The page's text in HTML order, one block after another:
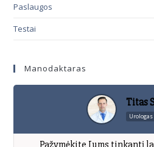
Paslaugos
Testai
Manodaktaras
Titas
Urologas